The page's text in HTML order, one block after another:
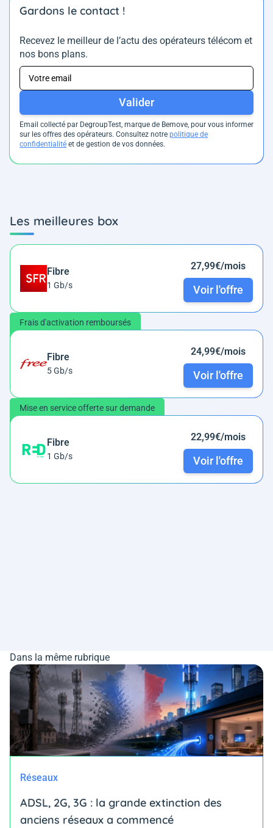
Gardons le contact !
Recevez le meilleur de l’actu des opérateurs télécom et
nos bons plans.
Valider
Email collecté par DegroupTest, marque de Bemove, pour vous informer
sur les offres des opérateurs. Consultez notre politique de
confidentialité et de gestion de vos données.
Les meilleures box
Fibre
1 Gb/s
27,99€/mois
Voir l'offre
Frais d'activation remboursés
Fibre
5 Gb/s
24,99€/mois
Voir l'offre
Mise en service offerte sur demande
Fibre
1 Gb/s
22,99€/mois
Voir l'offre
Dans la même rubrique
Réseaux
ADSL, 2G, 3G : la grande extinction des
anciens réseaux a commencé